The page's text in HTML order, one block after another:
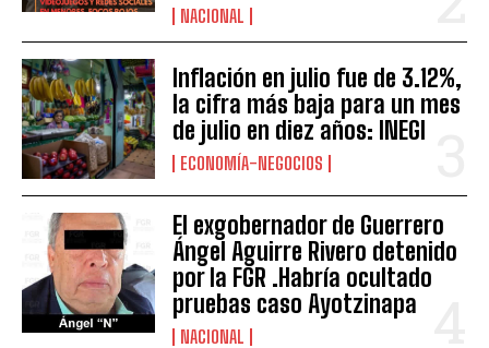
NACIONAL
Inflación en julio fue de 3.12%,
la cifra más baja para un mes
de julio en diez años: INEGI
ECONOMÍA-NEGOCIOS
El exgobernador de Guerrero
Ángel Aguirre Rivero detenido
por la FGR .Habría ocultado
pruebas caso Ayotzinapa
NACIONAL